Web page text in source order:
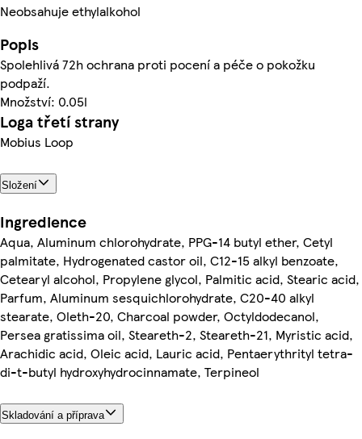
Neobsahuje ethylalkohol
Popis
Spolehlivá 72h ochrana proti pocení a péče o pokožku
podpaží.
Množství: 0.05l
Loga třetí strany
Mobius Loop
Složení
Ingredience
Aqua, Aluminum chlorohydrate, PPG-14 butyl ether, Cetyl
palmitate, Hydrogenated castor oil, C12-15 alkyl benzoate,
Cetearyl alcohol, Propylene glycol, Palmitic acid, Stearic acid,
Parfum, Aluminum sesquichlorohydrate, C20-40 alkyl
stearate, Oleth-20, Charcoal powder, Octyldodecanol,
Persea gratissima oil, Steareth-2, Steareth-21, Myristic acid,
Arachidic acid, Oleic acid, Lauric acid, Pentaerythrityl tetra-
di-t-butyl hydroxyhydrocinnamate, Terpineol
Skladování a příprava